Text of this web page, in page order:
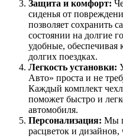
Защита и комфорт:
сиденья от
позволяет сохранить
состоянии на долгие
удобные,
долгих поездках.
Легкость установки:
Авто» проста и не
Каждый комплект
поможет быстро и
автомобиля.
Персонализация: Мы
расцветок и